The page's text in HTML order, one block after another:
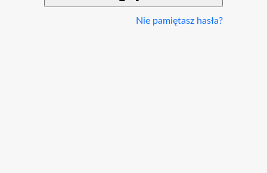
Nie pamiętasz hasła?